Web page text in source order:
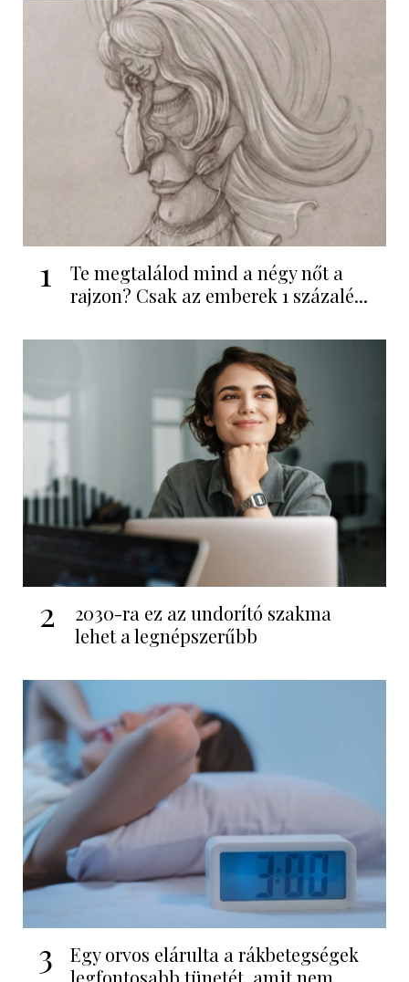
1
Te megtalálod mind a négy nőt a
rajzon? Csak az emberek 1 százalé...
2
2030-ra ez az undorító szakma
lehet a legnépszerűbb
3
Egy orvos elárulta a rákbetegségek
legfontosabb tünetét, amit nem...